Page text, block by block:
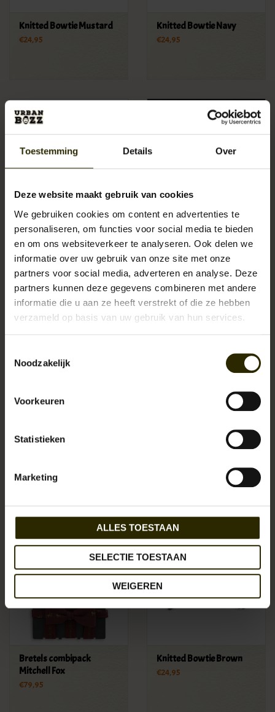
Toestemming Details Over
Deze website maakt gebruik van cookies
We gebruiken cookies om content en advertenties te
personaliseren, om functies voor social media te bieden
en om ons websiteverkeer te analyseren. Ook delen we
informatie over uw gebruik van onze site met onze
partners voor social media, adverteren en analyse. Deze
partners kunnen deze gegevens combineren met andere
informatie die u aan ze heeft verstrekt of die ze hebben
verzameld op basis van uw gebruik van hun services.
Noodzakelijk
Voorkeuren
Statistieken
Marketing
ALLES TOESTAAN
SELECTIE TOESTAAN
WEIGEREN
Knitted Bowtie Mustard
€24,95
Knitted Bowtie Navy
€24,95
Set losse bretelknoopjes
Zilver
€24,95
€24,95
€74,95
Set losse bretelknoopjes
Bretels combipack
Mitchell Fox
€79,95
Knitted Bowtie Brown
€24,95